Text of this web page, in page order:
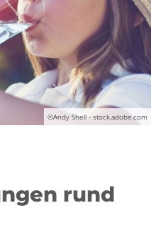
©Andy Shell - stock.adobe.com
rund